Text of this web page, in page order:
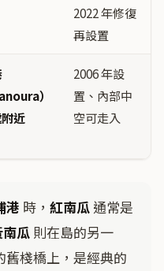
2022 年修復
再設置
）
近
2006 年設
置、內部中
空可走入
港 時， 紅南瓜 通常是
瓜 則在島的另一
舊棧橋上，是經典的